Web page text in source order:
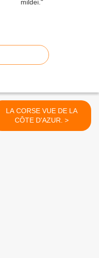
LA CORSE VUE DE LA
CÔTE D'AZUR. >